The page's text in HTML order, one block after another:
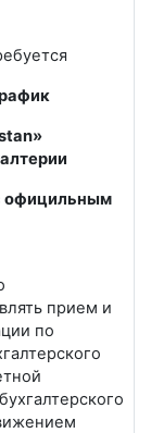
официльным
прием и
по